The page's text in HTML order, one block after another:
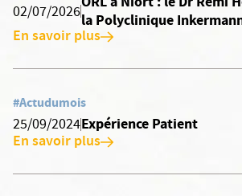
02/07/2026la Polyclinique
En savoir plus
#Actudumois
25/09/2024Expérience Patient
En savoir plus